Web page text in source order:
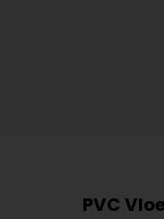
PVC